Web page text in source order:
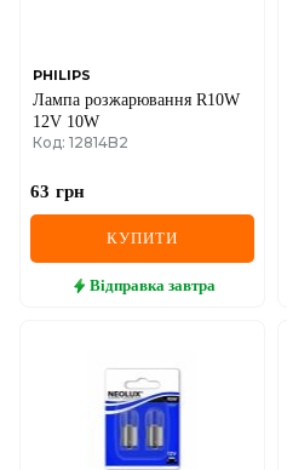
PHILIPS
Лампа розжарювання R10W
12V 10W
Код: 12814B2
63 грн
КУПИТИ
Відправка завтра